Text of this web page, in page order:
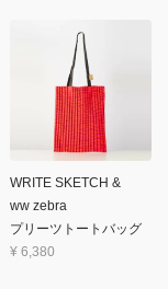
WRITE SKETCH &
ww zebra
プリーツトートバッグ
¥ 6,380